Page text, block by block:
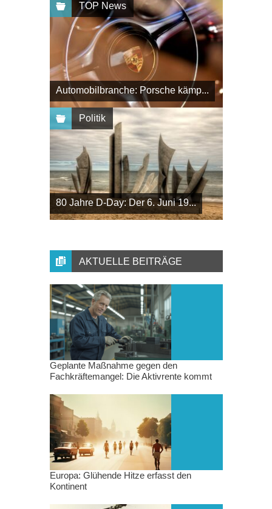
TOP News
Automobilbranche: Porsche kämp...
Politik
80 Jahre D-Day: Der 6. Juni 19...
AKTUELLE BEITRÄGE
Geplante Maßnahme gegen den
Fachkräftemangel: Die Aktivrente kommt
Europa: Glühende Hitze erfasst den
Kontinent